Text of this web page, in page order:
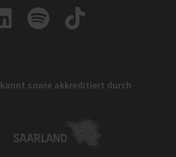
sowie akkreditiert durch